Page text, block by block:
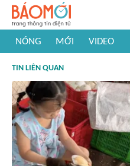
NÓNG MỚI VIDEO
#Khám phá thế giới
TIN LIÊN QUAN